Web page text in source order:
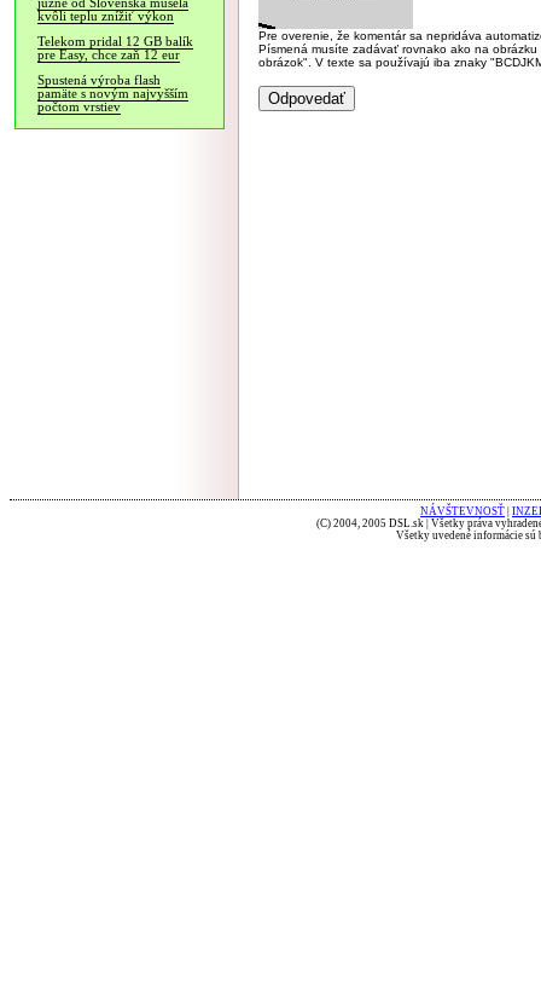
južne od Slovenska musela
kvôli teplu znížiť výkon
Telekom pridal 12 GB balík
pre Easy, chce zaň 12 eur
Spustená výroba flash
pamäte s novým najvyšším
počtom vrstiev
Pre overenie, že komentár sa nepridáva
Písmená musíte zadávať rovnako ako na
obrázok". V texte sa používajú iba znaky
NÁVŠTEVNOSŤ
(C) 2004, 2005 DSL.sk | Všetky práva
Všetky uvedené informácie sú